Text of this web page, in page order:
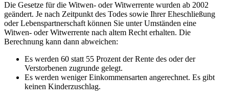
Die Gesetze für die Witwen- oder Witwerrente wurden ab 2002
geändert. Je nach Zeitpunkt des Todes sowie Ihrer Eheschließung
oder Lebenspartnerschaft können Sie unter Umständen eine
Witwen- oder Witwerrente nach altem Recht erhalten. Die
Berechnung kann dann abweichen:
Es werden 60 statt 55 Prozent der Rente des oder der
Verstorbenen zugrunde gelegt.
Es werden weniger Einkommensarten angerechnet. Es gibt
keinen Kinderzuschlag.